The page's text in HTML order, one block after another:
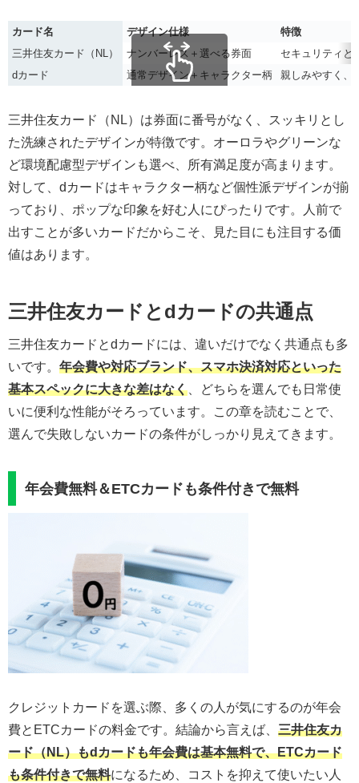
カード名 デザイン仕様
特徴
三井住友カード（NL）
ナンバーレス＋選べる券面
セキュリティと
dカード
通常デザイン＋キャラクター柄 親しみやすく、
三井住友カード（NL）は券面に番号がなく、スッキリとし
た洗練されたデザインが特徴です。オーロラやグリーンな
ど環境配慮型デザインも選べ、所有満足度が高まります。
対して、dカードはキャラクター柄など個性派デザインが揃
っており、ポップな印象を好む人にぴったりです。人前で
出すことが多いカードだからこそ、見た目にも注目する価
値はあります。
三井住友カードとdカードの共通点
三井住友カードとdカードには、違いだけでなく共通点も多
いです。 年会費や対応ブランド、スマホ決済対応といった
基本スペックに大きな差はなく 、どちらを選んでも日常使
いに便利な性能がそろっています。この章を読むことで、
選んで失敗しないカードの条件がしっかり見えてきます。
年会費無料＆ETCカードも条件付きで無料
クレジットカードを選ぶ際、多くの人が気にするのが年会
費とETCカードの料金です。結論から言えば、 三井住友カ
ード（NL）もdカードも年会費は基本無料で、ETCカード
も条件付きで無料になるため、コストを抑えて使いたい人